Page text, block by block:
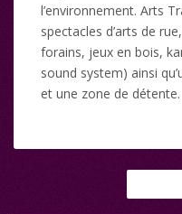
l’environnement. Arts
spectacles d’arts de
forains, jeux en bois,
sound system) ainsi
et une zone de détente.